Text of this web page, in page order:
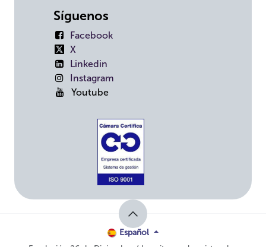
Síguenos
Facebook
X
Linkedin
Instagram
Youtube
Español